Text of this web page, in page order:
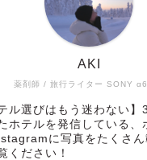
薬剤師 / 旅行ライター SONY
AKI
ル選びはもう迷わない
ホテルを発信している、
に写真をたくさん
ください！